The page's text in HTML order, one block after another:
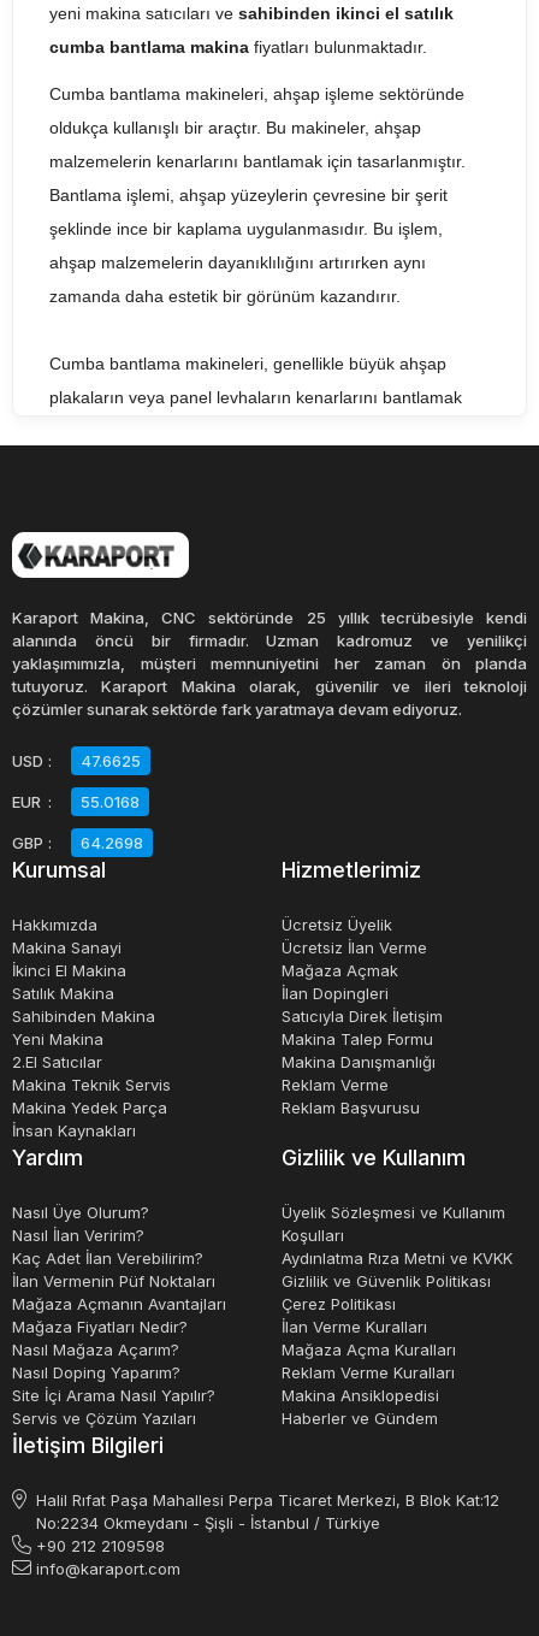
yeni makina satıcıları ve sahibinden ikinci el satılık
cumba bantlama makina fiyatları bulunmaktadır.
Cumba bantlama makineleri, ahşap işleme sektöründe
oldukça kullanışlı bir araçtır. Bu makineler, ahşap
malzemelerin kenarlarını bantlamak için tasarlanmıştır.
Bantlama işlemi, ahşap yüzeylerin çevresine bir şerit
şeklinde ince bir kaplama uygulanmasıdır. Bu işlem,
ahşap malzemelerin dayanıklılığını artırırken aynı
zamanda daha estetik bir görünüm kazandırır.
Cumba bantlama makineleri, genellikle büyük ahşap
plakaların veya panel levhaların kenarlarını bantlamak
arasındaki fazla bölüm kesilir ve kenarlar temizlenir.
için tasarlanmıştır ve farklı malzeme kalınlıklarına uygun
bantlama kapasitesine sahiptir. Bu makineler, ahşap
işleme atölyelerinde ve fabrikalarda yaygın olarak
işlenmesi sırasında zamandan tasarruf etmenizi sağlar ve
sonuçta daha kaliteli bir ürün ortaya çıkarır.
Karaport Makina, CNC sektöründe 25 yıllık tecrübesiyle kendi
alanında öncü bir firmadır. Uzman kadromuz ve yenilikçi
yaklaşımımızla, müşteri memnuniyetini her zaman ön planda
tutuyoruz. Karaport Makina olarak, güvenilir ve ileri teknoloji
çözümler sunarak sektörde fark yaratmaya devam ediyoruz.
USD : 47.6625
EUR : 55.0168
GBP : 64.2698
Kurumsal
Hakkımızda
Makina Sanayi
İkinci El Makina
Satılık Makina
Sahibinden Makina
Yeni Makina
2.El Satıcılar
Makina Teknik Servis
Makina Yedek Parça
İnsan Kaynakları
Hizmetlerimiz
Ücretsiz Üyelik
Ücretsiz İlan Verme
Mağaza Açmak
İlan Dopingleri
Satıcıyla Direk İletişim
Makina Talep Formu
Makina Danışmanlığı
Reklam Verme
Reklam Başvurusu
Yardım
Nasıl Üye Olurum?
Nasıl İlan Veririm?
Kaç Adet İlan Verebilirim?
İlan Vermenin Püf Noktaları
Mağaza Açmanın Avantajları
Mağaza Fiyatları Nedir?
Nasıl Mağaza Açarım?
Nasıl Doping Yaparım?
Site İçi Arama Nasıl Yapılır?
Servis ve Çözüm Yazıları
Gizlilik ve Kullanım
Üyelik Sözleşmesi ve Kullanım
Koşulları
Aydınlatma Rıza Metni ve KVKK
Gizlilik ve Güvenlik Politikası
Çerez Politikası
İlan Verme Kuralları
Mağaza Açma Kuralları
Reklam Verme Kuralları
Makina Ansiklopedisi
Haberler ve Gündem
İletişim Bilgileri
Halil Rıfat Paşa Mahallesi Perpa Ticaret Merkezi, B Blok Kat:12
No:2234 Okmeydanı - Şişli - İstanbul / Türkiye
+90 212 2109598
info@karaport.com